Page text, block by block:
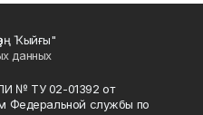
Ҡыйғы"
данных
№ ТУ 02-01392 от
Федеральной службы по